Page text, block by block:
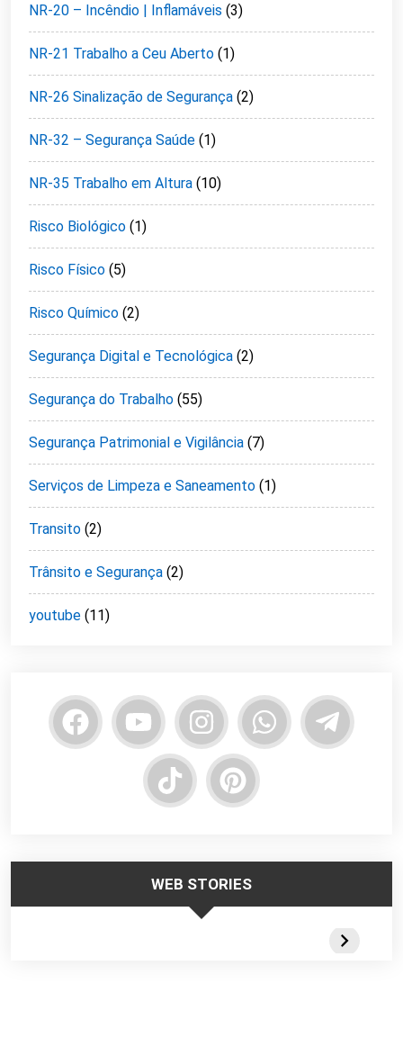
NR-20 – Incêndio | Inflamáveis (3)
NR-21 Trabalho a Ceu Aberto (1)
NR-26 Sinalização de Segurança (2)
NR-32 – Segurança Saúde (1)
NR-35 Trabalho em Altura (10)
Risco Biológico (1)
Risco Físico (5)
Risco Químico (2)
Segurança Digital e Tecnológica (2)
Segurança do Trabalho (55)
Segurança Patrimonial e Vigilância (7)
Serviços de Limpeza e Saneamento (1)
Transito (2)
Trânsito e Segurança (2)
youtube (11)
WEB STORIES
Trabalhar no
Responsabilidade
Portateis